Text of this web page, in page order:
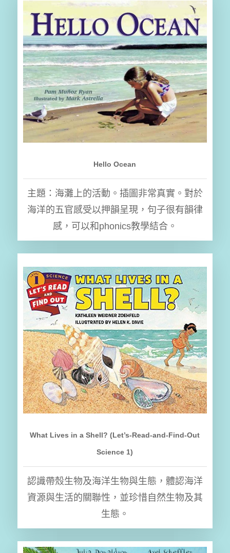
Hello Ocean
主題：海灘上的活動。插圖非常真實。對於
海洋的五官感受以押韻呈現，句子很有韻律
感，可以和phonics教學結合。
What Lives in a Shell? (Let’s-Read-and-Find-Out
Science 1)
認識帶殼生物及海洋生物與生態，體認海洋
資源與生活的關聯性，並珍惜自然生物及其
生態。